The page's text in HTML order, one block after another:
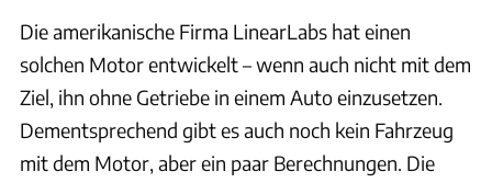
Die amerikanische Firma LinearLabs hat einen
solchen Motor entwickelt – wenn auch nicht mit dem
Ziel, ihn ohne Getriebe in einem Auto einzusetzen.
Dementsprechend gibt es auch noch kein Fahrzeug
mit dem Motor, aber ein paar Berechnungen. Die